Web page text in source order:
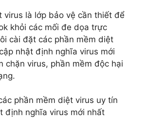
virus là lớp bảo vệ cần thiết để
khỏi các mối đe dọa trực
cài đặt các phần mềm diệt
nhật định nghĩa virus mới
chặn virus, phần mềm độc hại
phần mềm diệt virus uy tín
định nghĩa virus mới nhất